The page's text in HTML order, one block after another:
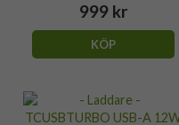
999 kr
KÖP